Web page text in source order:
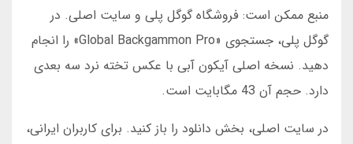
منبع ممکن است: فروشگاه گوگل پلی و سایت اصلی. در
گوگل پلی، جستجوی «Global Backgammon Pro» را انجام
دهید. نسخه اصلی آیکون آبی با عکس تخته نرد سه بعدی
دارد. حجم آن 43 مگابایت است.
در سایت اصلی، بخش دانلود را باز کنید. برای کاربران ایرانی،